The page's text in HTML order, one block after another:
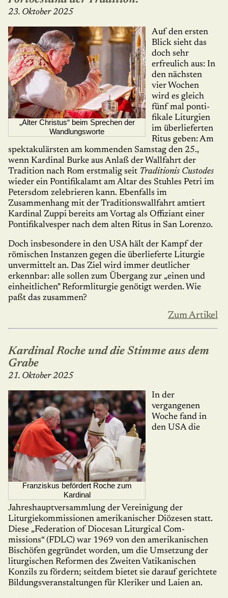
23. Oktober 2025
„Alter Christus“ beim Sprechen der
Wandlungsworte
Auf den ersten
Blick sieht das
doch sehr
erfreulich aus: In
den nächsten
vier Wo­chen
wird es gleich
fünf mal ponti­
fikale Liturgien
im überlieferten
Ritus geben: Am
spektakulärsten am kommenden Samstag den 25.,
wenn Kardinal Burke aus Anlaß der Wall­fahrt der
Tradition nach Rom erstmalig seit Tra­di­tio­nis Cu­sto­des
wieder ein Pontifikalamt am Altar des Stuhles Petri im
Petersdom ze­le­brieren kann. Ebenfalls im
Zusammenhang mit der Traditionswall­fahrt amtiert
Kardinal Zuppi bereits am Vortag als Offiziant einer
Pon­ti­fi­kal­ves­per nach dem alten Ritus in San Lorenzo.
Doch insbesondere in den USA hält der Kampf der
römischen Instanzen gegen die überlieferte Liturgie
unvermittelt an. Das Ziel wird immer deutlicher
erkennbar: alle sollen zum Übergang zur „einen und
einheit­li­chen" Reformliturgie genötigt werden. Wie
paßt das zusammen?
Zum Artikel
Kardinal Roche und die Stimme aus dem
Grabe
21. Oktober 2025
Franziskus befördert Roche zum
Kardinal
In der
vergangenen
Woche fand in
den USA die
Jahreshauptversammlung der Verei­ni­gung der
Liturgiekommissionen ame­rikani­scher Diözesen statt.
Diese „Federation of Diocesan Liturgical Com­
missions“ (FDLC) war 1969 von den amerikanischen
Bischöfen ge­grün­det worden, um die Umsetzung der
litur­gi­schen Reformen des Zweiten Vatikanischen
Konzils zu fördern; seitdem bietet sie darauf gerichtete
Bil­dungsveranstaltungen für Kleriker und Laien an.